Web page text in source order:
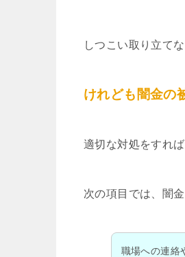
しつこい取り立て
けれども闇金の
適切な対処をすれ
次の項目では、闇
職場への連絡